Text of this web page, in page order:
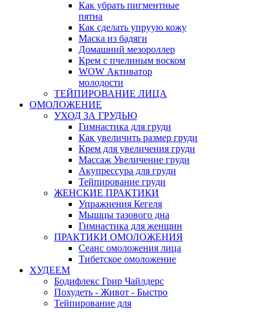
Как убрать пигментные
пятна
Как сделать упруую кожу
Маска из бадяги
Домашний мезороллер
Крем с пчелиным воском
WOW Активатор
молодости
ТЕЙПИРОВАНИЕ ЛИЦА
ОМОЛОЖЕНИЕ
УХОД ЗА ГРУДЬЮ
Гимнастика для груди
Как увеличить размер груди
Крем для увеличения груди
Массаж Увеличение груди
Акупрессура для груди
Тейпирование груди
ЖЕНСКИЕ ПРАКТИКИ
Упражнения Кегеля
Мышцы тазового дна
Гимнастика для женщин
ПРАКТИКИ ОМОЛОЖЕНИЯ
Сеанс омоложения лица
Тибетское омоложение
ХУДЕЕМ
Бодифлекс Грир Чайлдерс
Похудеть - Живот - Быстро
Тейпирование для